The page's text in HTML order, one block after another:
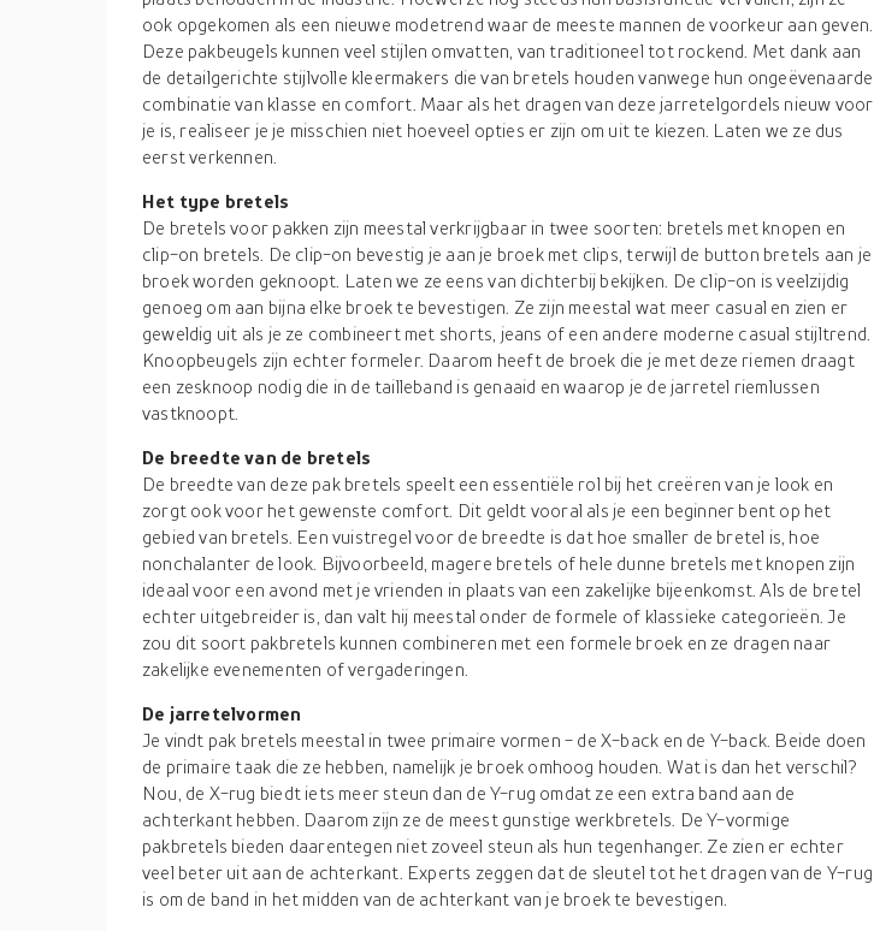
ook opgekomen als een nieuwe modetrend waar de meeste mannen de voorkeur aan geven.
Deze pakbeugels kunnen veel stijlen omvatten, van traditioneel tot rockend. Met dank aan
de detailgerichte stijlvolle kleermakers die van bretels houden vanwege hun ongeëvenaarde
combinatie van klasse en comfort. Maar als het dragen van deze jarretelgordels nieuw voor
je is, realiseer je je misschien niet hoeveel opties er zijn om uit te kiezen. Laten we ze dus
eerst verkennen.
Het type bretels
De bretels voor pakken zijn meestal verkrijgbaar in twee soorten: bretels met knopen en
clip-on bretels. De clip-on bevestig je aan je broek met clips, terwijl de button bretels aan je
broek worden geknoopt. Laten we ze eens van dichterbij bekijken. De clip-on is veelzijdig
genoeg om aan bijna elke broek te bevestigen. Ze zijn meestal wat meer casual en zien er
geweldig uit als je ze combineert met shorts, jeans of een andere moderne casual stijltrend.
Knoopbeugels zijn echter formeler. Daarom heeft de broek die je met deze riemen draagt
een zesknoop nodig die in de tailleband is genaaid en waarop je de jarretel riemlussen
vastknoopt.
De breedte van de bretels
De breedte van deze pak bretels speelt een essentiële rol bij het creëren van je look en
zorgt ook voor het gewenste comfort. Dit geldt vooral als je een beginner bent op het
gebied van bretels. Een vuistregel voor de breedte is dat hoe smaller de bretel is, hoe
nonchalanter de look. Bijvoorbeeld, magere bretels of hele dunne bretels met knopen zijn
ideaal voor een avond met je vrienden in plaats van een zakelijke bijeenkomst. Als de bretel
echter uitgebreider is, dan valt hij meestal onder de formele of klassieke categorieën. Je
zou dit soort pakbretels kunnen combineren met een formele broek en ze dragen naar
zakelijke evenementen of vergaderingen.
De jarretelvormen
Je vindt pak bretels meestal in twee primaire vormen - de X-back en de Y-back. Beide doen
de primaire taak die ze hebben, namelijk je broek omhoog houden. Wat is dan het verschil?
Nou, de X-rug biedt iets meer steun dan de Y-rug omdat ze een extra band aan de
achterkant hebben. Daarom zijn ze de meest gunstige werkbretels. De Y-vormige
pakbretels bieden daarentegen niet zoveel steun als hun tegenhanger. Ze zien er echter
veel beter uit aan de achterkant. Experts zeggen dat de sleutel tot het dragen van de Y-rug
is om de band in het midden van de achterkant van je broek te bevestigen.